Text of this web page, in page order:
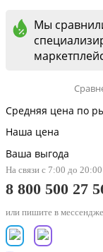
Мы
Средняя цена по
Наша цена
Ваша выгода
На связи с 7:00 до 20:00
8 800 500 27
или пишите в